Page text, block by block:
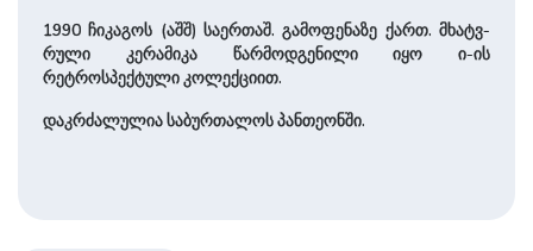
1990 ჩიკაგოს (აშშ) საერთაშ. გამოფენაზე ქართ. მხატვ­
რული კერამიკა წარმოდგენილი იყო ი-ის
რეტროსპექტული კოლექციით.
დაკრძალულია საბურთალოს პანთეონში.